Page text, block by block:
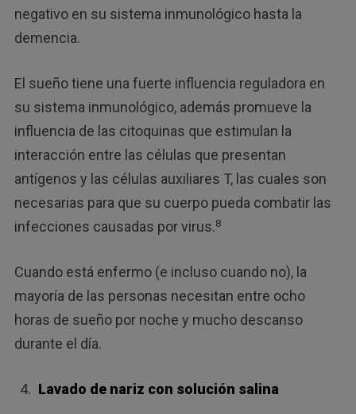
negativo en su sistema inmunológico hasta la
demencia.
El sueño tiene una fuerte influencia reguladora en
su sistema inmunológico, además promueve la
influencia de las citoquinas que estimulan la
interacción entre las células que presentan
antígenos y las células auxiliares T, las cuales son
necesarias para que su cuerpo pueda combatir las
infecciones causadas por virus.8
Cuando está enfermo (e incluso cuando no), la
mayoría de las personas necesitan entre ocho
horas de sueño por noche y mucho descanso
durante el día.
Lavado de nariz con solución salina